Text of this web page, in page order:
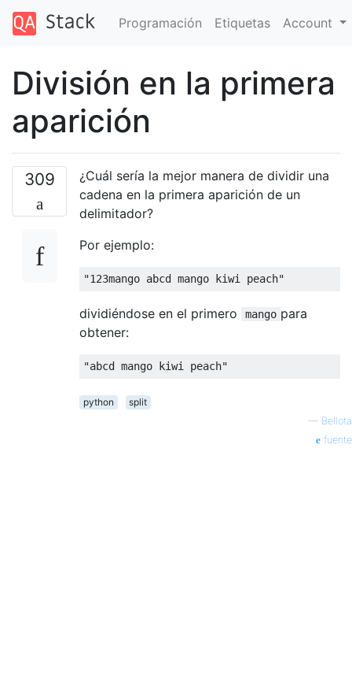
Programación Etiquetas Account
División en la primera
aparición
309
¿Cuál sería la mejor manera de dividir una
cadena en la primera aparición de un
delimitador?
Por ejemplo:
"123mango abcd mango kiwi peach"
dividiéndose en el primero mango para
obtener:
"abcd mango kiwi peach"
python
split
— Bellota
fuente